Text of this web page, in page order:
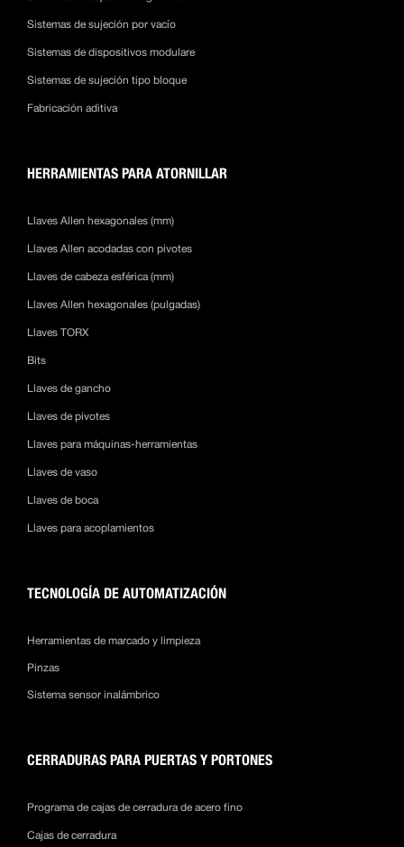
Sistemas de sujeción por vacío
Sistemas de dispositivos modulare
Sistemas de sujeción tipo bloque
Fabricación aditiva
HERRAMIENTAS PARA ATORNILLAR
Llaves Allen hexagonales (mm)
Llaves Allen acodadas con pivotes
Llaves de cabeza esférica (mm)
Llaves Allen hexagonales (pulgadas)
Llaves TORX
Bits
Llaves de gancho
Llaves de pivotes
Llaves para máquinas-herramientas
Llaves de vaso
Llaves de boca
Llaves para acoplamientos
TECNOLOGÍA DE AUTOMATIZACIÓN
Herramientas de marcado y limpieza
Pinzas
Sistema sensor inalámbrico
CERRADURAS PARA PUERTAS Y PORTONES
Programa de cajas de cerradura de acero fino
Cajas de cerradura